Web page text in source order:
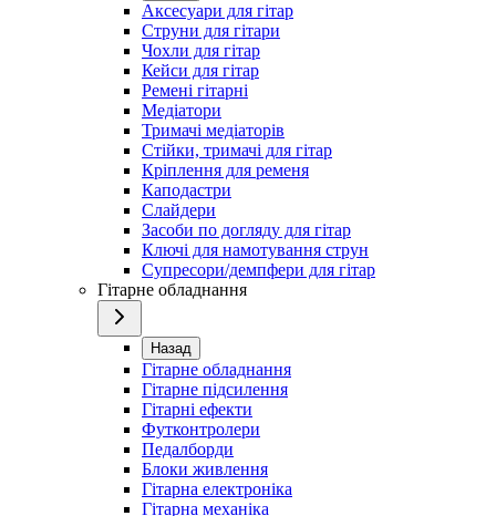
Аксесуари для гітар
Струни для гітари
Чохли для гітар
Кейси для гітар
Ремені гітарні
Медіатори
Тримачі медіаторів
Стійки, тримачі для гітар
Кріплення для ременя
Каподастри
Слайдери
Засоби по догляду для гітар
Ключі для намотування струн
Супресори/демпфери для гітар
Гітарне обладнання
Назад
Гітарне обладнання
Гітарне підсилення
Гітарні ефекти
Футконтролери
Педалборди
Блоки живлення
Гітарна електроніка
Гітарна механіка